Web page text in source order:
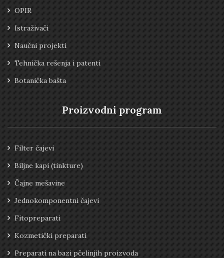
OPIR
Istraživači
Naučni projekti
Tehnička rešenja i patenti
Botanička bašta
Proizvodni program
Filter čajevi
Biljne kapi (tinkture)
Čajne mešavine
Jednokomponentni čajevi
Fitopreparati
Kozmetički preparati
Preparati na bazi pčelinjih proizvoda